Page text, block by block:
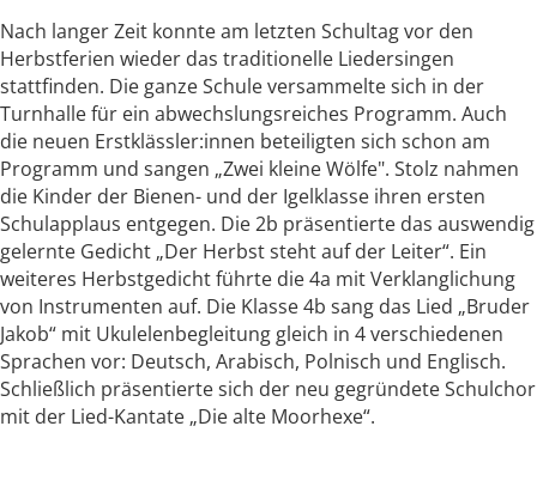
Nach langer Zeit konnte am letzten Schultag vor den
Herbstferien wieder das traditionelle Liedersingen
stattfinden. Die ganze Schule versammelte sich in der
Turnhalle für ein abwechslungsreiches Programm. Auch
die neuen Erstklässler:innen beteiligten sich schon am
Programm und sangen „Zwei kleine Wölfe". Stolz nahmen
die Kinder der Bienen- und der Igelklasse ihren ersten
Schulapplaus entgegen. Die 2b präsentierte das auswendig
gelernte Gedicht „Der Herbst steht auf der Leiter“. Ein
weiteres Herbstgedicht führte die 4a mit Verklanglichung
von Instrumenten auf. Die Klasse 4b sang das Lied „Bruder
Jakob“ mit Ukulelenbegleitung gleich in 4 verschiedenen
Sprachen vor: Deutsch, Arabisch, Polnisch und Englisch.
Schließlich präsentierte sich der neu gegründete Schulchor
mit der Lied-Kantate „Die alte Moorhexe“.